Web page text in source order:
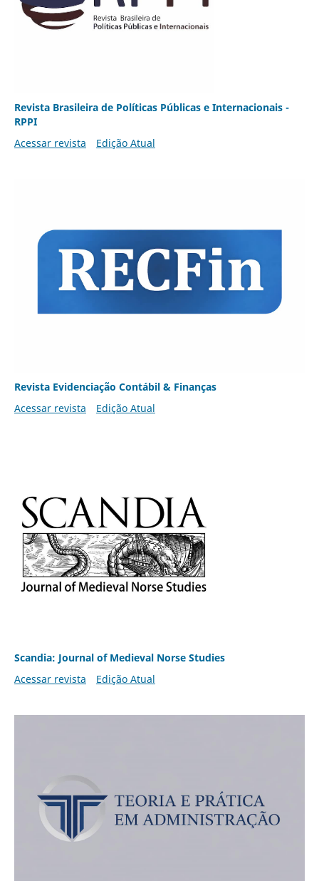
Revista Brasileira de Políticas Públicas e Internacionais -
RPPI
Acessar revista
Edição Atual
Revista Evidenciação Contábil & Finanças
Acessar revista
Edição Atual
Scandia: Journal of Medieval Norse Studies
Acessar revista
Edição Atual